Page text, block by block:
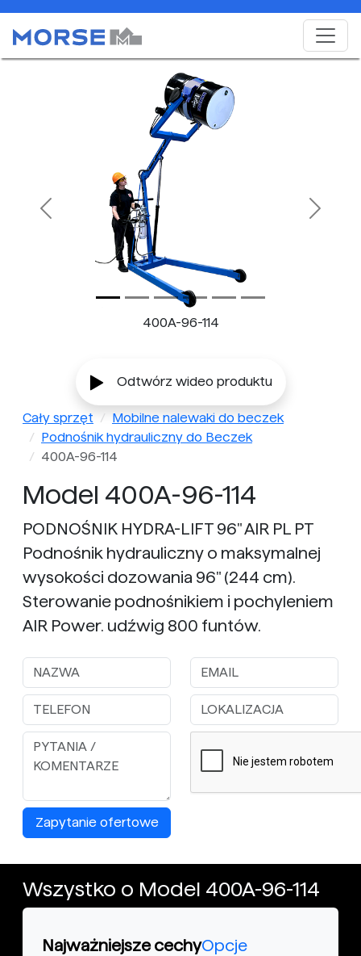
400A-96-114
Previous Next
Odtwórz wideo produktu
Cały sprzęt
Mobilne nalewaki do beczek
Podnośnik hydrauliczny do Beczek
400A-96-114
Model 400A-96-114
PODNOŚNIK HYDRA-LIFT 96" AIR PL PT
Podnośnik hydrauliczny o maksymalnej
wysokości dozowania 96" (244 cm).
Sterowanie podnośnikiem i pochyleniem
AIR Power. udźwig 800 funtów.
Zapytanie ofertowe
Wszystko o Model 400A-96-114
Najważniejsze cechyOpcje